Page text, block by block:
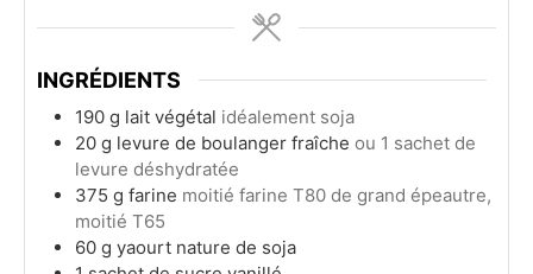
INGRÉDIENTS
190 g lait végétal idéalement soja
20 g levure de boulanger fraîche ou 1 sachet de
levure déshydratée
375 g farine moitié farine T80 de grand épeautre,
moitié T65
60 g yaourt nature de soja